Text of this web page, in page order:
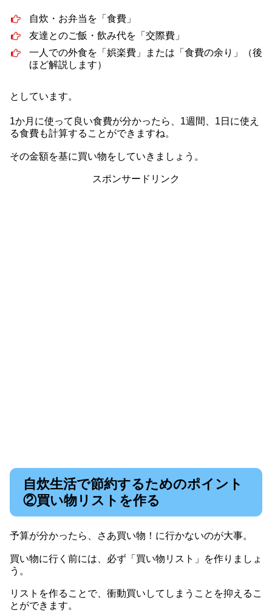
自炊・お弁当を「食費」
友達とのご飯・飲み代を「交際費」
一人での外食を「娯楽費」または「食費の余り」（後
ほど解説します）
としています。
1か月に使って良い食費が分かったら、1週間、1日に使え
る食費も計算することができますね。
その金額を基に買い物をしていきましょう。
スポンサードリンク
自炊生活で節約するためのポイント
②買い物リストを作る
予算が分かったら、さあ買い物！に行かないのが大事。
買い物に行く前には、必ず「買い物リスト」を作りましょ
う。
リストを作ることで、衝動買いしてしまうことを抑えるこ
とができます。